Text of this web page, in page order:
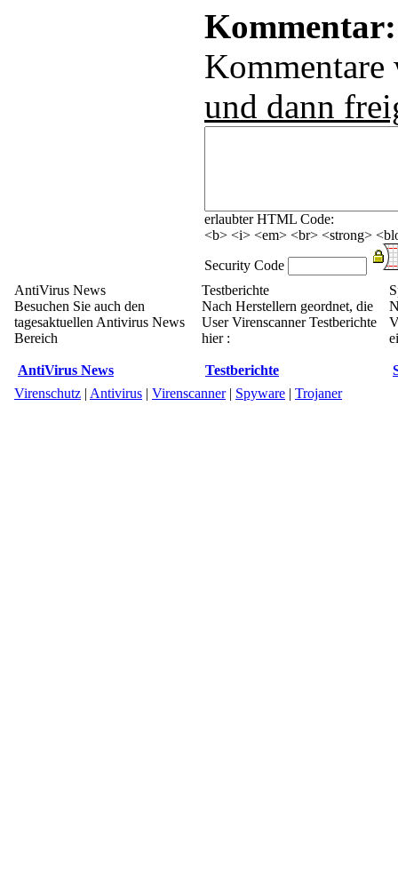
Kommentar:
und dann
erlaubter HTML Code:
<b> <i> <em> <br> <strong>
Security Code
AntiVirus News
Besuchen Sie auch den
tagesaktuellen Antivirus News
Bereich
AntiVirus News
Testberichte
Nach Herstellern geordnet, die
User Virenscanner Testberichte
hier :
Testberichte
Virenschutz | Antivirus | Virenscanner| Spyware | Trojaner